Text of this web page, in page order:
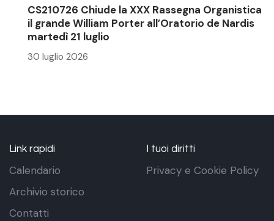
CS210726 Chiude la XXX Rassegna Organistica
il grande William Porter all’Oratorio de Nardis
martedì 21 luglio
30 luglio 2026
Link rapidi
Calendario
Archivio storico
Contatti
I tuoi diritti
Privacy e Cookie Policy